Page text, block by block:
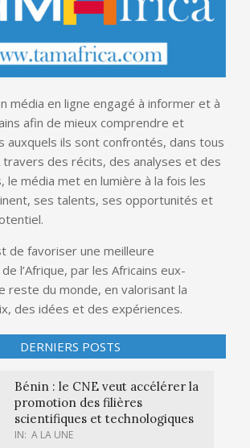
média en ligne engagé à informer et à
afin de mieux comprendre et
auxquels ils sont confrontés, dans tous
travers des récits, des analyses et des
le média met en lumière à la fois les
ses talents, ses opportunités et
de favoriser une meilleure
l’Afrique, par les Africains eux-
reste du monde, en valorisant la
des idées et des expériences.
DERNIERS POSTS
Bénin : le CNE veut accélérer la
promotion des filières
scientifiques et technologiques
IN: A LA UNE